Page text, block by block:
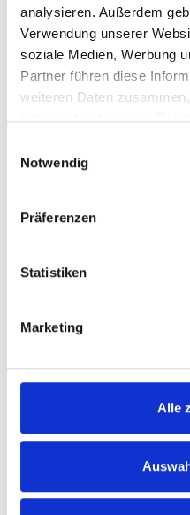
analysieren. Außerdem
Verwendung unserer
soziale Medien, Werbung
Partner führen diese
weiteren Daten
haben oder die sie im
Notwendig
Präferenzen
Statistiken
Marketing
Alle
Batterien sind nicht im
30,00 €* 59,99 €*
300-Serie un
Weber Drehspieß Genesis 300
Serie (vor